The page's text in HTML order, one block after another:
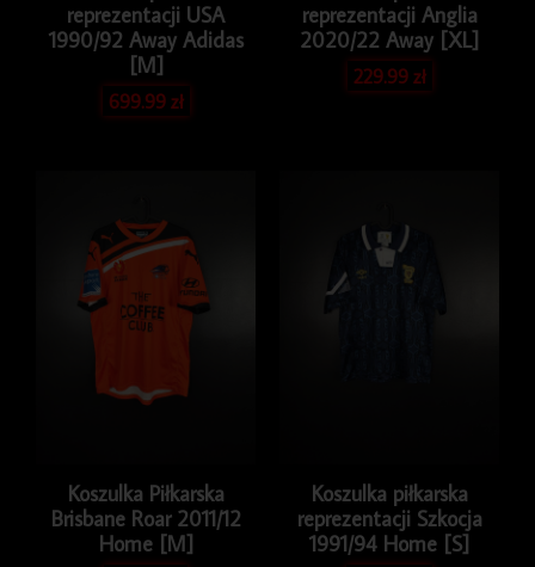
reprezentacji USA
1990/92 Away Adidas
[M]
699.99zł
reprezentacji Anglia
2020/22 Away [XL]
229.99zł
Koszulka Piłkarska
Brisbane Roar 2011/12
Home [M]
Koszulka piłkarska
reprezentacji Szkocja
1991/94 Home [S]